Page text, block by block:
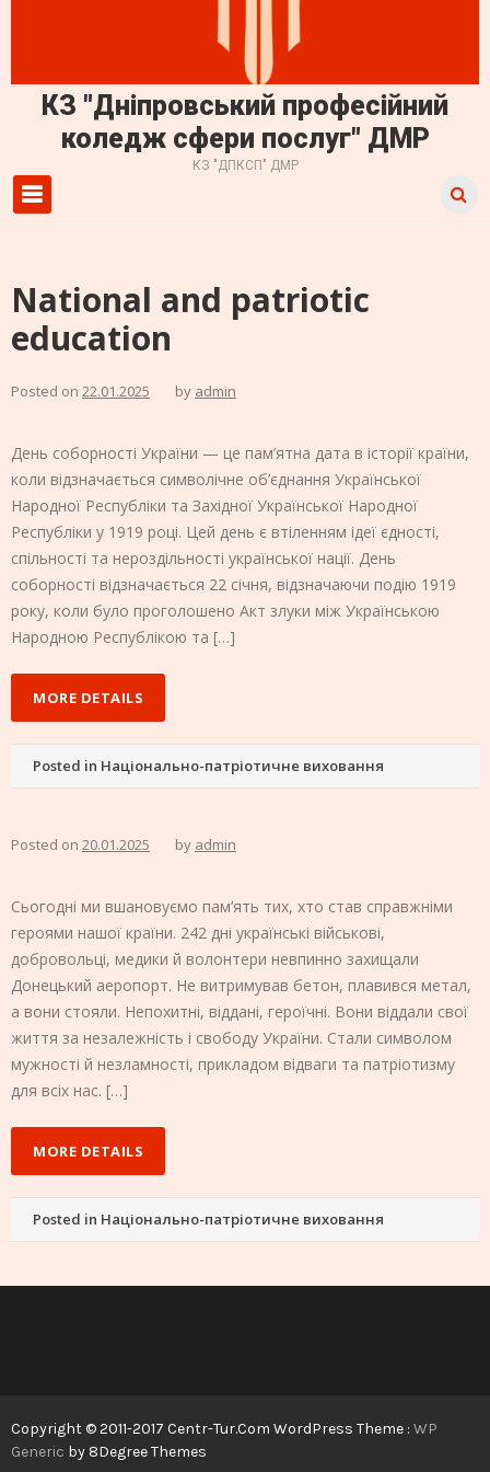
КЗ "Дніпровський професійний
коледж сфери послуг" ДМР
КЗ "ДПКСП" ДМР
National and patriotic
education
Posted on 22.01.2025 by admin
День соборності України — це пам’ятна дата в історії країни,
коли відзначається символічне об’єднання Української
Народної Республіки та Західної Української Народної
Республіки у 1919 році. Цей день є втіленням ідеї єдності,
спільності та нероздільності української нації. День
соборності відзначається 22 січня, відзначаючи подію 1919
року, коли було проголошено Акт злуки між Українською
Народною Республікою та […]
MORE DETAILS
Posted in Національно-патріотичне виховання
Posted on 20.01.2025 by admin
Сьогодні ми вшановуємо пам’ять тих, хто став справжніми
героями нашої країни. 242 дні українські військові,
добровольці, медики й волонтери невпинно захищали
Донецький аеропорт. Не витримував бетон, плавився метал,
а вони стояли. Непохитні, віддані, героїчні. Вони віддали свої
життя за незалежність і свободу України. Стали символом
мужності й незламності, прикладом відваги та патріотизму
для всіх нас. […]
MORE DETAILS
Posted in Національно-патріотичне виховання
Copyright © 2011-2017 Centr-Tur.Com WordPress Theme : WP
Generic by 8Degree Themes